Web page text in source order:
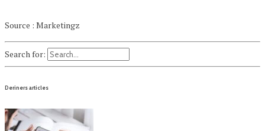
Source : Marketingz
Search for:
Deriners articles